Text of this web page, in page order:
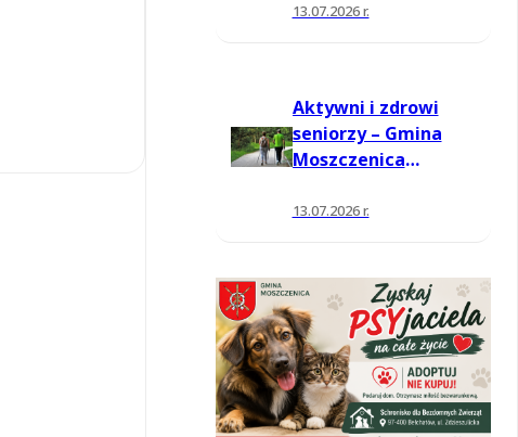
13.07.2026 r.
Aktywni i zdrowi
seniorzy – Gmina
Moszczenica
na nowe zajęcia
13.07.2026 r.